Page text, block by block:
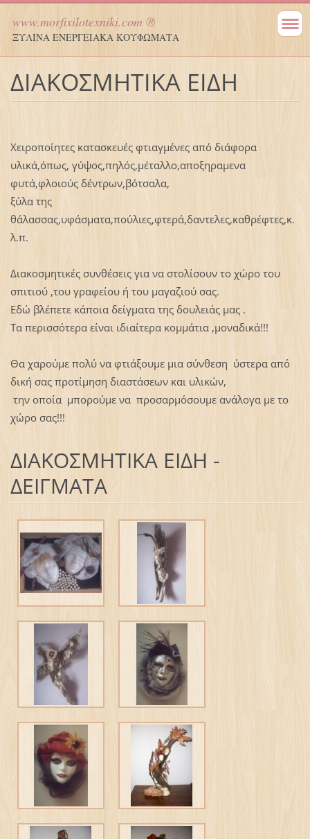
www.morfixilotexniki.com ®
ΞΥΛΙΝΑ ΕΝΕΡΓΕΙΑΚΑ ΚΟΥΦΩΜΑΤΑ
ΔΙΑΚΟΣΜΗΤΙΚΑ ΕΙΔΗ
Χειροποίητες κατασκευές φτιαγμένες από διάφορα
υλικά,όπως, γύψος,πηλός,μέταλλο,αποξηραμενα
φυτά,φλοιούς δέντρων,βότσαλα,
ξύλα της
θάλασσας,υφάσματα,πούλιες,φτερά,δαντελες,καθρέφτες,κ.
λ.π.
Διακοσμητικές συνθέσεις για να στολίσουν το χώρο του
σπιτιού ,του γραφείου ή του μαγαζιού σας.
Εδώ βλέπετε κάποια δείγματα της δουλειάς μας .
Τα περισσότερα είναι ιδιαίτερα κομμάτια ,μοναδικά!!!
Θα χαρούμε πολύ να φτιάξουμε μια σύνθεση ύστερα από
δική σας προτίμηση διαστάσεων και υλικών,
την οποία μπορούμε να προσαρμόσουμε ανάλογα με το
χώρο σας!!!
ΔΙΑΚΟΣΜΗΤΙΚΑ ΕΙΔΗ -
ΔΕΙΓΜΑΤΑ